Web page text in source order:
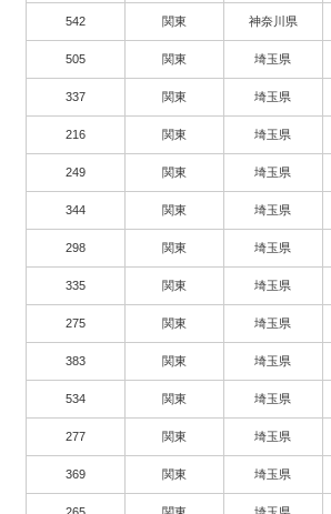
542 関東 神奈川県
505 関東 埼玉県
337 関東 埼玉県
216 関東 埼玉県
249 関東 埼玉県
344 関東 埼玉県
298 関東 埼玉県
335 関東 埼玉県
275 関東 埼玉県
383 関東 埼玉県
534 関東 埼玉県
277 関東 埼玉県
369 関東 埼玉県